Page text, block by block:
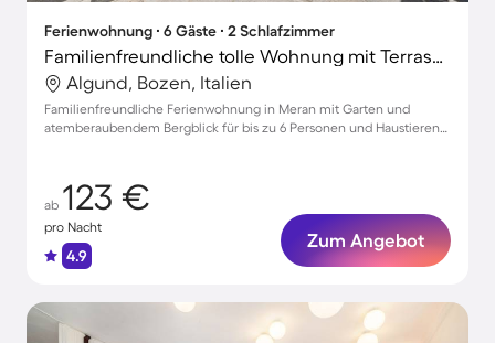
Ferienwohnung ∙ 6 Gäste ∙ 2 Schlafzimmer
Familienfreundliche tolle Wohnung mit Terrasse, schnellem Internet und Garten | Gartenblick | Perfekt für die Arbeit von Zuhause | Hunde erlaubt
Algund, Bozen, Italien
Familienfreundliche Ferienwohnung in Meran mit Garten und
atemberaubendem Bergblick für bis zu 6 Personen und Haustieren
ab 123 €
pro Nacht
4.9
Zum Angebot